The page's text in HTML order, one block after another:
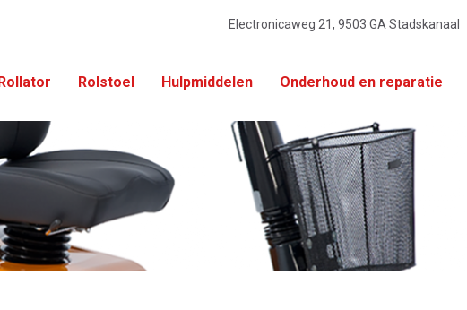
Electronicaweg 21, 9503 GA Stadskanaal
Rolstoel Hulpmiddelen Onderhoud en reparatie